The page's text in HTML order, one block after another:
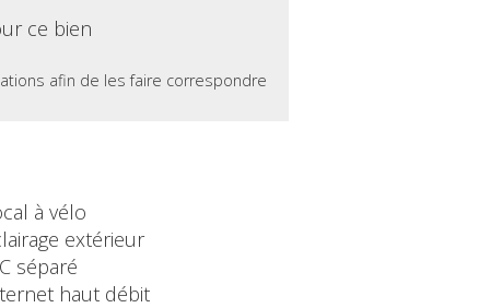
ce bien
afin de les faire correspondre
à vélo
extérieur
séparé
haut débit